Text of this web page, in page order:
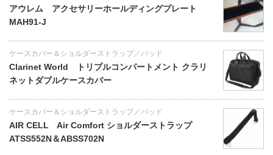
アウレム アクセサリーホールディングプレート
MAH91-J
ケースカバー＆ショルダーストラップ／パッド
Clarinet World トリプルコンパートメント クラリ
ネットダブルケースカバー
ケースカバー＆ショルダーストラップ／パッド
AIR CELL Air Comfort ショルダーストラップ
ATSS552N＆ABSS702N